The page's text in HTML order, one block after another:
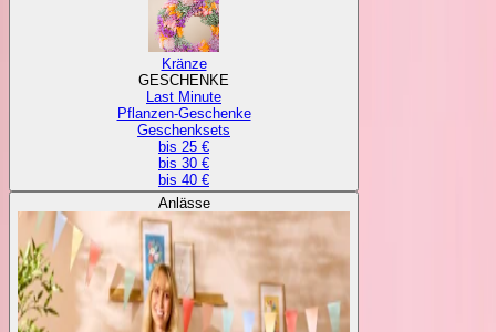
Kränze
GESCHENKE
Last Minute
Pflanzen-Geschenke
Geschenksets
bis 25 €
bis 30 €
bis 40 €
Anlässe